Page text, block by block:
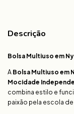
Descrição
Bolsa Multiuso em
A Bolsa Multiuso em
Mocidade
combina estilo e
paixão pela escola